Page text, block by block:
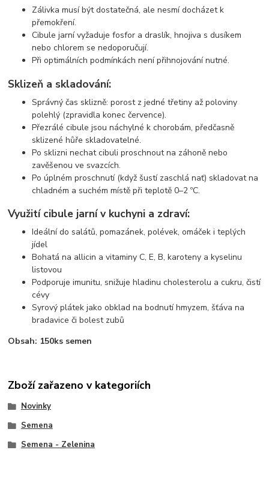
Zálivka musí být dostatečná, ale nesmí docházet k
přemokření.
Cibule jarní vyžaduje fosfor a draslík, hnojiva s dusíkem
nebo chlorem se nedoporučují.
Při optimálních podmínkách není přihnojování nutné.
Sklizeň a skladování:
Správný čas sklizně: porost z jedné třetiny až poloviny
polehlý (zpravidla konec července).
Přezrálé cibule jsou náchylné k chorobám, předčasně
sklizené hůře skladovatelné.
Po sklizni nechat cibuli proschnout na záhoně nebo
zavěšenou ve svazcích.
Po úplném proschnutí (když šustí zaschlá nať) skladovat na
chladném a suchém místě při teplotě 0–2 ºC.
Využití cibule jarní v kuchyni a zdraví:
Ideální do salátů, pomazánek, polévek, omáček i teplých
jídel
Bohatá na allicin a vitaminy C, E, B, karoteny a kyselinu
listovou
Podporuje imunitu, snižuje hladinu cholesterolu a cukru, čistí
cévy
Syrový plátek jako obklad na bodnutí hmyzem, šťáva na
bradavice či bolest zubů
Obsah: 150ks semen
Zboží zařazeno v kategoriích
Novinky
Semena
Semena - Zelenina